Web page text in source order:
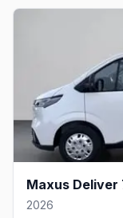
Maxus Deliver
2026